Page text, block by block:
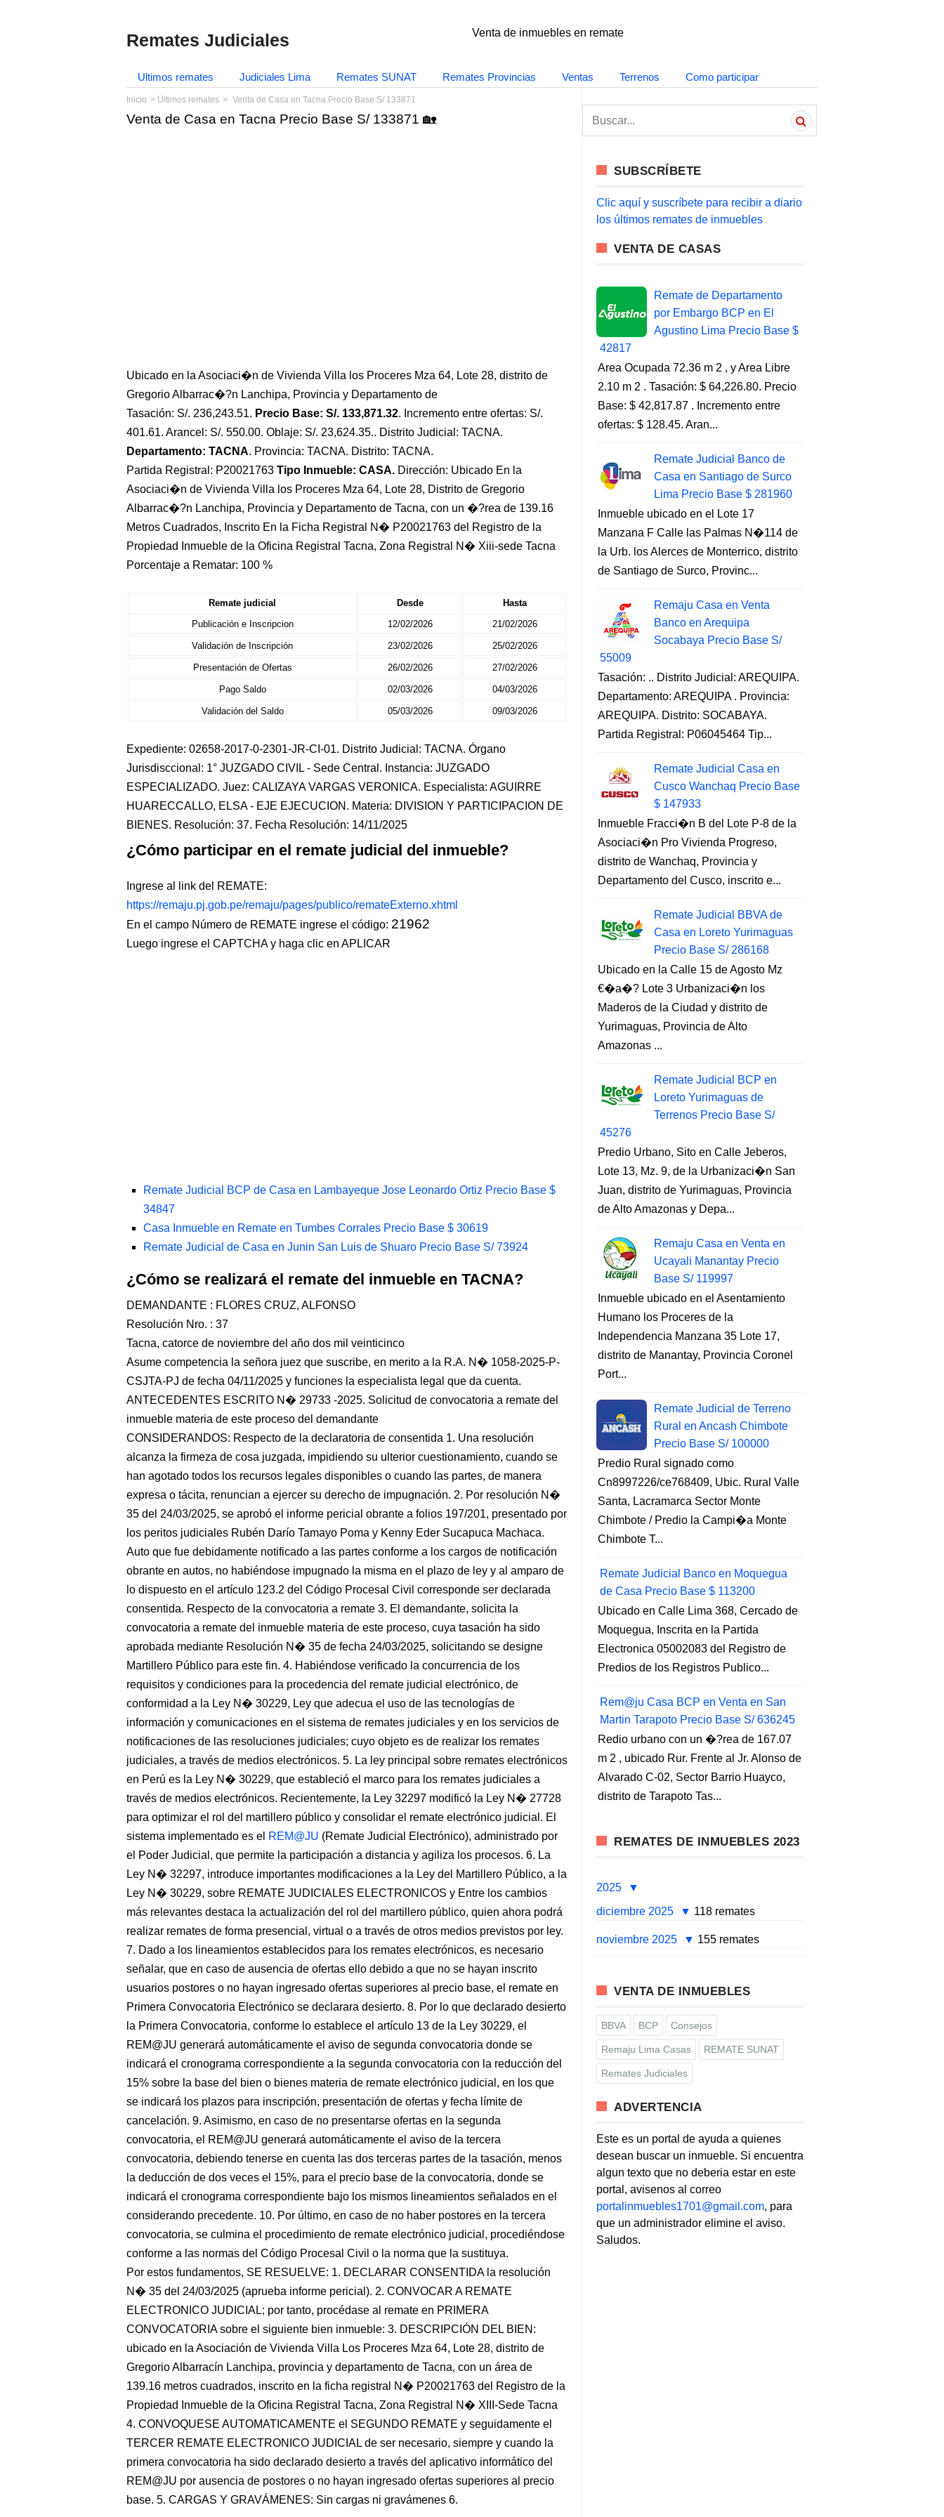
Remates Judiciales Venta de inmuebles en remate
Ultimos remates Judiciales Lima Remates SUNAT Remates Provincias Ventas Terrenos Como participar
Inicio Últimos remates Venta de Casa en Tacna Precio Base S/ 133871
Venta de Casa en Tacna Precio Base S/ 133871 🏡
Ubicado en la Asociaci�n de Vivienda Villa los Proceres Mza 64, Lote 28, distrito de
Gregorio Albarrac�?n Lanchipa, Provincia y Departamento de
Tasación: S/. 236,243.51. Precio Base: S/. 133,871.32. Incremento entre ofertas: S/.
401.61. Arancel: S/. 550.00. Oblaje: S/. 23,624.35.. Distrito Judicial: TACNA.
Departamento: TACNA. Provincia: TACNA. Distrito: TACNA.
Partida Registral: P20021763 Tipo Inmueble: CASA. Dirección: Ubicado En la
Asociaci�n de Vivienda Villa los Proceres Mza 64, Lote 28, Distrito de Gregorio
Albarrac�?n Lanchipa, Provincia y Departamento de Tacna, con un �?rea de 139.16
Metros Cuadrados, Inscrito En la Ficha Registral N� P20021763 del Registro de la
Propiedad Inmueble de la Oficina Registral Tacna, Zona Registral N� Xiii-sede Tacna
Porcentaje a Rematar: 100 %
Remate judicial Desde
Hasta
Publicación e Inscripcion
12/02/2026 21/02/2026
Validación de Inscripción 23/02/2026 25/02/2026
Presentación de Ofertas 26/02/2026 27/02/2026
Pago Saldo 02/03/2026 04/03/2026
Validación del Saldo 05/03/2026 09/03/2026
Expediente: 02658-2017-0-2301-JR-CI-01. Distrito Judicial: TACNA. Órgano
Jurisdisccional: 1° JUZGADO CIVIL - Sede Central. Instancia: JUZGADO
ESPECIALIZADO. Juez: CALIZAYA VARGAS VERONICA. Especialista: AGUIRRE
HUARECCALLO, ELSA - EJE EJECUCION. Materia: DIVISION Y PARTICIPACION DE
BIENES. Resolución: 37. Fecha Resolución: 14/11/2025
¿Cómo participar en el remate judicial del inmueble?
Ingrese al link del REMATE:
https://remaju.pj.gob.pe/remaju/pages/publico/remateExterno.xhtml
En el campo Número de REMATE ingrese el código: 21962
Luego ingrese el CAPTCHA y haga clic en APLICAR
Remate Judicial BCP de Casa en Lambayeque Jose Leonardo Ortiz Precio Base $
34847
Casa Inmueble en Remate en Tumbes Corrales Precio Base $ 30619
Remate Judicial de Casa en Junin San Luis de Shuaro Precio Base S/ 73924
¿Cómo se realizará el remate del inmueble en TACNA?
DEMANDANTE : FLORES CRUZ, ALFONSO
Resolución Nro. : 37
Tacna, catorce de noviembre del año dos mil veinticinco
Asume competencia la señora juez que suscribe, en merito a la R.A. N� 1058-2025-P-
CSJTA-PJ de fecha 04/11/2025 y funciones la especialista legal que da cuenta.
ANTECEDENTES ESCRITO N� 29733 -2025. Solicitud de convocatoria a remate del
inmueble materia de este proceso del demandante
CONSIDERANDOS: Respecto de la declaratoria de consentida 1. Una resolución
alcanza la firmeza de cosa juzgada, impidiendo su ulterior cuestionamiento, cuando se
han agotado todos los recursos legales disponibles o cuando las partes, de manera
expresa o tácita, renuncian a ejercer su derecho de impugnación. 2. Por resolución N�
35 del 24/03/2025, se aprobó el informe pericial obrante a folios 197/201, presentado por
los peritos judiciales Rubén Darío Tamayo Poma y Kenny Eder Sucapuca Machaca.
Auto que fue debidamente notificado a las partes conforme a los cargos de notificación
obrante en autos, no habiéndose impugnado la misma en el plazo de ley y al amparo de
lo dispuesto en el artículo 123.2 del Código Procesal Civil corresponde ser declarada
consentida. Respecto de la convocatoria a remate 3. El demandante, solicita la
convocatoria a remate del inmueble materia de este proceso, cuya tasación ha sido
aprobada mediante Resolución N� 35 de fecha 24/03/2025, solicitando se designe
Martillero Público para este fin. 4. Habiéndose verificado la concurrencia de los
requisitos y condiciones para la procedencia del remate judicial electrónico, de
conformidad a la Ley N� 30229, Ley que adecua el uso de las tecnologías de
información y comunicaciones en el sistema de remates judiciales y en los servicios de
notificaciones de las resoluciones judiciales; cuyo objeto es de realizar los remates
judiciales, a través de medios electrónicos. 5. La ley principal sobre remates electrónicos
en Perú es la Ley N� 30229, que estableció el marco para los remates judiciales a
través de medios electrónicos. Recientemente, la Ley 32297 modificó la Ley N� 27728
para optimizar el rol del martillero público y consolidar el remate electrónico judicial. El
sistema implementado es el REM@JU (Remate Judicial Electrónico), administrado por
el Poder Judicial, que permite la participación a distancia y agiliza los procesos. 6. La
Ley N� 32297, introduce importantes modificaciones a la Ley del Martillero Público, a la
Ley N� 30229, sobre REMATE JUDICIALES ELECTRONICOS y Entre los cambios
más relevantes destaca la actualización del rol del martillero público, quien ahora podrá
realizar remates de forma presencial, virtual o a través de otros medios previstos por ley.
7. Dado a los lineamientos establecidos para los remates electrónicos, es necesario
señalar, que en caso de ausencia de ofertas ello debido a que no se hayan inscrito
usuarios postores o no hayan ingresado ofertas superiores al precio base, el remate en
Primera Convocatoria Electrónico se declarara desierto. 8. Por lo que declarado desierto
la Primera Convocatoria, conforme lo establece el artículo 13 de la Ley 30229, el
REM@JU generará automáticamente el aviso de segunda convocatoria donde se
indicará el cronograma correspondiente a la segunda convocatoria con la reducción del
15% sobre la base del bien o bienes materia de remate electrónico judicial, en los que
se indicará los plazos para inscripción, presentación de ofertas y fecha límite de
cancelación. 9. Asimismo, en caso de no presentarse ofertas en la segunda
convocatoria, el REM@JU generará automáticamente el aviso de la tercera
convocatoria, debiendo tenerse en cuenta las dos terceras partes de la tasación, menos
la deducción de dos veces el 15%, para el precio base de la convocatoria, donde se
indicará el cronograma correspondiente bajo los mismos lineamientos señalados en el
considerando precedente. 10. Por último, en caso de no haber postores en la tercera
convocatoria, se culmina el procedimiento de remate electrónico judicial, procediéndose
conforme a las normas del Código Procesal Civil o la norma que la sustituya.
Por estos fundamentos, SE RESUELVE: 1. DECLARAR CONSENTIDA la resolución
N� 35 del 24/03/2025 (aprueba informe pericial). 2. CONVOCAR A REMATE
ELECTRONICO JUDICIAL; por tanto, procédase al remate en PRIMERA
CONVOCATORIA sobre el siguiente bien inmueble: 3. DESCRIPCIÓN DEL BIEN:
ubicado en la Asociación de Vivienda Villa Los Proceres Mza 64, Lote 28, distrito de
Gregorio Albarracín Lanchipa, provincia y departamento de Tacna, con un área de
139.16 metros cuadrados, inscrito en la ficha registral N� P20021763 del Registro de la
Propiedad Inmueble de la Oficina Registral Tacna, Zona Registral N� XIII-Sede Tacna
4. CONVOQUESE AUTOMATICAMENTE el SEGUNDO REMATE y seguidamente el
TERCER REMATE ELECTRONICO JUDICIAL de ser necesario, siempre y cuando la
primera convocatoria ha sido declarado desierto a través del aplicativo informático del
REM@JU por ausencia de postores o no hayan ingresado ofertas superiores al precio
base. 5. CARGAS Y GRAVÁMENES: Sin cargas ni gravámenes 6.
a
SUBSCRÍBETE
Clic aquí y suscríbete para recibir a diario
los últimos remates de inmuebles
VENTA DE CASAS
Remate de Departamento
por Embargo BCP en El
Agustino Lima Precio Base $
42817
Area Ocupada 72.36 m 2 , y Area Libre
2.10 m 2 . Tasación: $ 64,226.80. Precio
Base: $ 42,817.87 . Incremento entre
ofertas: $ 128.45. Aran...
Remate Judicial Banco de
Casa en Santiago de Surco
Lima Precio Base $ 281960
Inmueble ubicado en el Lote 17
Manzana F Calle las Palmas N�114 de
la Urb. los Alerces de Monterrico, distrito
de Santiago de Surco, Provinc...
Remaju Casa en Venta
Banco en Arequipa
Socabaya Precio Base S/
55009
Tasación: .. Distrito Judicial: AREQUIPA.
Departamento: AREQUIPA . Provincia:
AREQUIPA. Distrito: SOCABAYA.
Partida Registral: P06045464 Tip...
Remate Judicial Casa en
Cusco Wanchaq Precio Base
$ 147933
Inmueble Fracci�n B del Lote P-8 de la
Asociaci�n Pro Vivienda Progreso,
distrito de Wanchaq, Provincia y
Departamento del Cusco, inscrito e...
Remate Judicial BBVA de
Casa en Loreto Yurimaguas
Precio Base S/ 286168
Ubicado en la Calle 15 de Agosto Mz
€�a�? Lote 3 Urbanizaci�n los
Maderos de la Ciudad y distrito de
Yurimaguas, Provincia de Alto
Amazonas ...
Remate Judicial BCP en
Loreto Yurimaguas de
Terrenos Precio Base S/
45276
Predio Urbano, Sito en Calle Jeberos,
Lote 13, Mz. 9, de la Urbanizaci�n San
Juan, distrito de Yurimaguas, Provincia
de Alto Amazonas y Depa...
Remaju Casa en Venta en
Ucayali Manantay Precio
Base S/ 119997
Inmueble ubicado en el Asentamiento
Humano los Proceres de la
Independencia Manzana 35 Lote 17,
distrito de Manantay, Provincia Coronel
Port...
Remate Judicial de Terreno
Rural en Ancash Chimbote
Precio Base S/ 100000
Predio Rural signado como
Cn8997226/ce768409, Ubic. Rural Valle
Santa, Lacramarca Sector Monte
Chimbote / Predio la Campi�a Monte
Chimbote T...
Remate Judicial Banco en Moquegua
de Casa Precio Base $ 113200
Ubicado en Calle Lima 368, Cercado de
Moquegua, Inscrita en la Partida
Electronica 05002083 del Registro de
Predios de los Registros Publico...
Rem@ju Casa BCP en Venta en San
Martin Tarapoto Precio Base S/ 636245
Redio urbano con un �?rea de 167.07
m 2 , ubicado Rur. Frente al Jr. Alonso de
Alvarado C-02, Sector Barrio Huayco,
distrito de Tarapoto Tas...
REMATES DE INMUEBLES 2023
2025
diciembre 2025
118 remates
noviembre 2025 155 remates
VENTA DE INMUEBLES
BBVA BCP Consejos
Remaju Lima Casas REMATE SUNAT
Remates Judiciales
ADVERTENCIA
Este es un portal de ayuda a quienes
desean buscar un inmueble. Si encuentra
algun texto que no deberia estar en este
portal, avisenos al correo
portalinmuebles1701@gmail.com, para
que un administrador elimine el aviso.
Saludos.